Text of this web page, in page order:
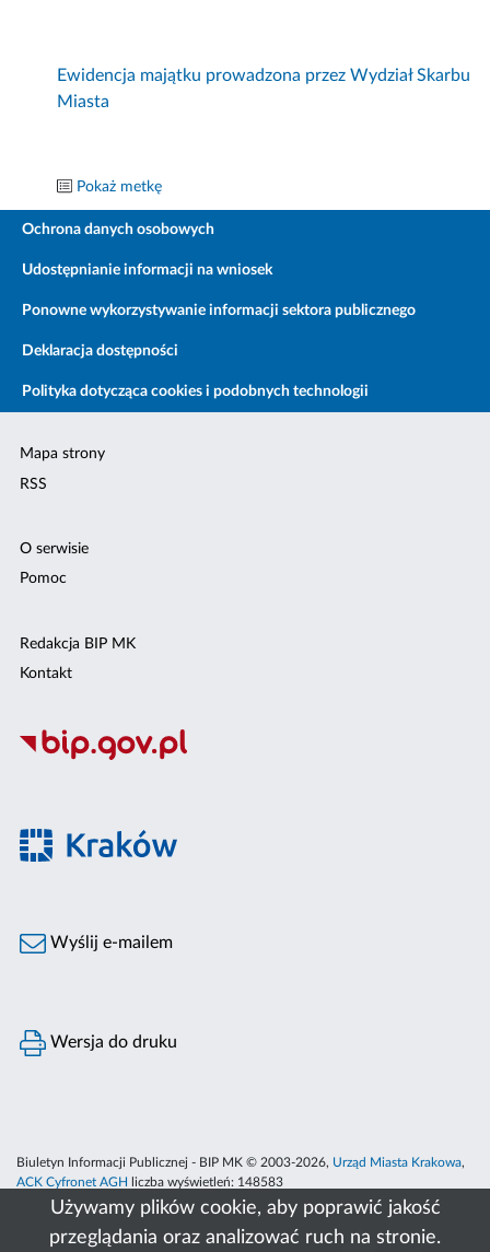
Używamy plików cookie, aby poprawić jakość
przeglądania oraz analizować ruch na stronie.
Ewidencja majątku prowadzona przez Wydział Skarbu
Miasta
Pokaż metkę
Ochrona danych osobowych
Udostępnianie informacji na wniosek
Ponowne wykorzystywanie informacji sektora publicznego
Deklaracja dostępności
Polityka dotycząca cookies i podobnych technologii
Mapa strony
RSS
O serwisie
Pomoc
Redakcja BIP MK
Kontakt
Wyślij e-mailem
Wersja do druku
Biuletyn Informacji Publicznej - BIP MK © 2003-2026, Urząd Miasta Krakowa,
ACK Cyfronet AGH
liczba wyświetleń: 148583